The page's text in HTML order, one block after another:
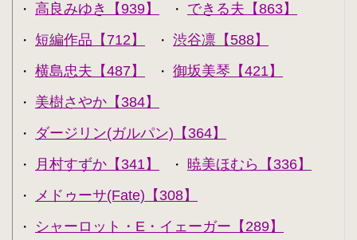
・ 高良みゆき【939】 ・ できる夫【863】
・ 短編作品【712】 ・ 渋谷凛【588】
・ 横島忠夫【487】 ・ 御坂美琴【421】
・ 美樹さやか【384】
・ ダージリン(ガルパン)【364】
・ 月村すずか【341】 ・ 暁美ほむら【336】
・ メドゥーサ(Fate)【308】
・ シャーロット・E・イェーガー【289】